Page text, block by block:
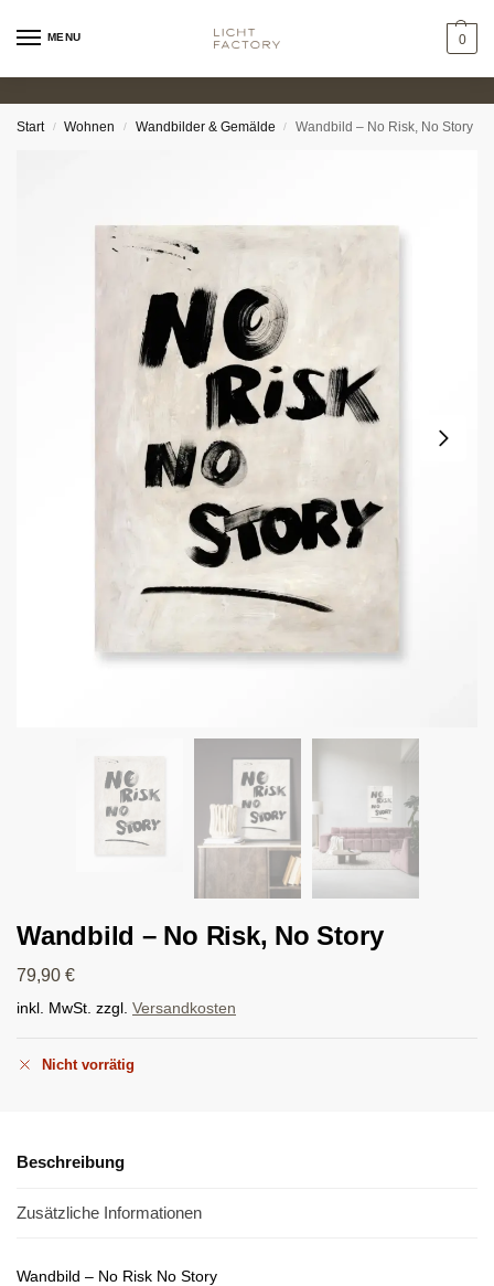
MENU 0
Start / Wohnen / Wandbilder & Gemälde / Wandbild – No Risk, No Story
Wandbild – No Risk, No Story
79,90 €
inkl. MwSt. zzgl. Versandkosten
Nicht vorrätig
Beschreibung
Zusätzliche Informationen
Wandbild – No Risk No Story